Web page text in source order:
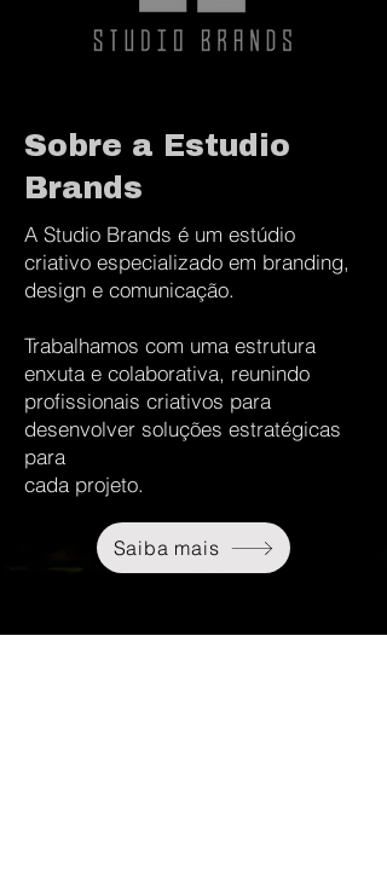
Sobre a Estudio
Brands
A Studio Brands é um estúdio
criativo especializado em branding,
design e comunicação.
Trabalhamos com uma estrutura
enxuta e colaborativa, reunindo
profissionais criativos para
desenvolver soluções estratégicas
para
cada projeto.
Saiba mais